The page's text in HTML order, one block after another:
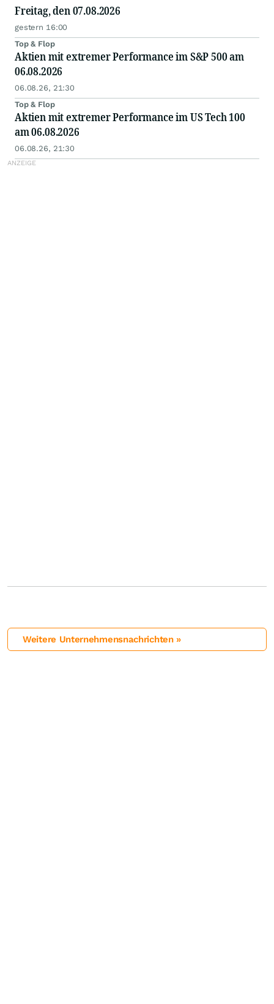
Freitag, den 07.08.2026
gestern 16:00
Top & Flop
Aktien mit extremer Performance im S&P 500 am
06.08.2026
06.08.26, 21:30
Top & Flop
Aktien mit extremer Performance im US Tech 100
am 06.08.2026
06.08.26, 21:30
Weitere Unternehmensnachrichten »